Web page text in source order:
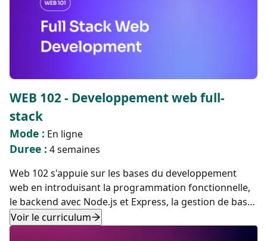
WEB 102 - Developpement web full-
stack
Mode : En ligne
Duree : 4 semaines
Web 102 s'appuie sur les bases du developpement
web en introduisant la programmation fonctionnelle,
le backend avec Node.js et Express, la gestion de bases
de donnees avec SQL et PostgreSQL, l'authentification
et le frontend avec React. Le cours met l'accent sur la
Voir le curriculum